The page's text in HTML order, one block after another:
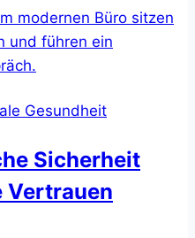
Gesundheit
Sicherheit
Vertrauen